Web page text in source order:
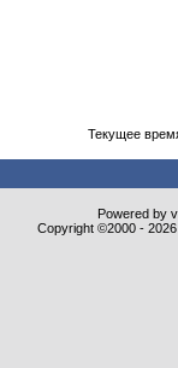
Текущее
Powered by
Copyright ©2000 -